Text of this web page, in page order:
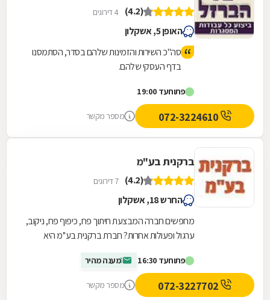
(4.2) 4 דירוגים
האופן 5, אשקלון
סה"כ השירות והזמינות שלהם בסדר, הסתמסנו
בדף העסקי שלהם.
פתוחעד 19:00
מספר מקשר
ברקנית בע"מ
(4.2) 7 דירוגים
החרש 18, אשקלון
מחפשים חברה המבצעת חיתוך פח, כיפוף פח, ניקוב,
ערגול ופעולות אחרות? חברת ברקנית בע''מ היא
אלבז...
פתוחעד 16:30 מענה מהיר
מספר מקשר